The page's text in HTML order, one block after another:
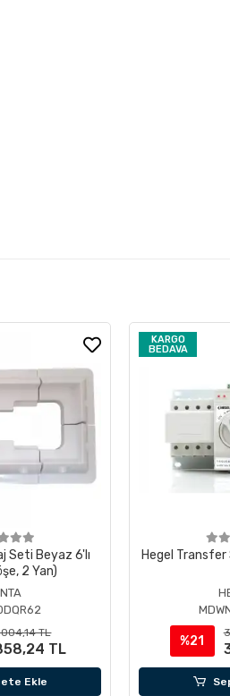
Seti Beyaz 6'lı
2 Yan)
TL
TL
Ekle
KARGO
BEDAVA
Hegel
%21